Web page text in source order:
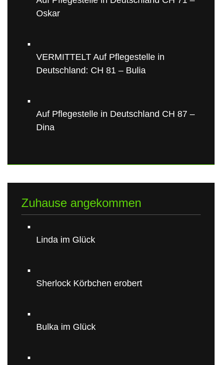
Oskar
VERMITTELT Auf Pflegestelle in
Deutschland: CH 81 – Bulia
Auf Pflegestelle in Deutschland CH 87 –
Dina
Zuhause angekommen
Linda im Glück
Sherlock Körbchen erobert
Bulka im Glück